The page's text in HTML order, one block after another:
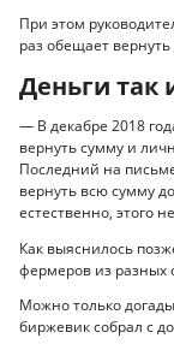
При этом
раз обещает
Деньги так
— В декабре 2018
вернуть сумму и
Последний на
вернуть всю сумму
естественно, этого
Как выяснилось
фермеров из разных
Можно только
биржевик собрал с